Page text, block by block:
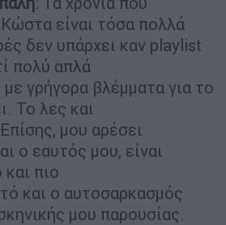
είναι τόσα πολλά
δεν υπάρχει καν playlist
πολύ απλά
γρήγορα βλέμματα για το
Το λες και
μου αρέσει
ο εαυτός μου, είναι
πιο
και ο αυτοσαρκασμός
μου παρουσίας.